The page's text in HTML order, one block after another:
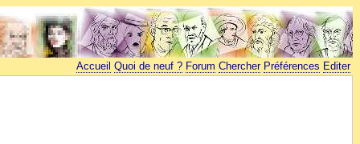
Accueil Quoi de neuf ? Forum Chercher Préférences Editer